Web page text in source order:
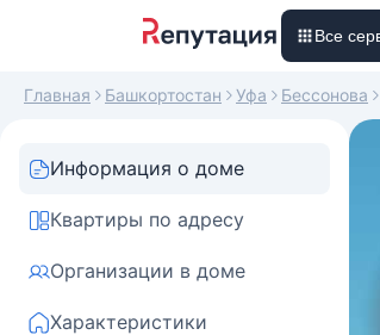
Все
Главная Башкортостан Уфа Бессонова
Информация о доме
Квартиры по адресу
Организации в доме
Характеристики